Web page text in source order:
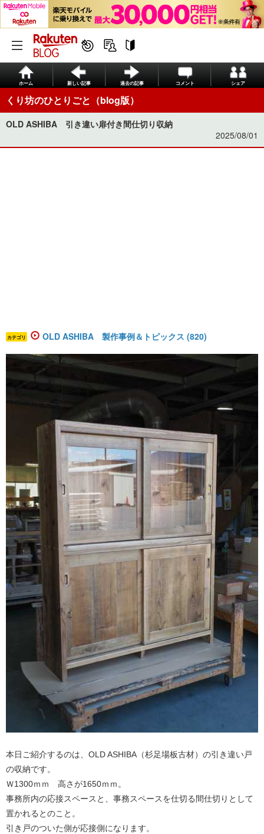
ホーム 新しい記事 過去の記事 コメント シェア
くり坊のひとりごと（blog版）
OLD ASHIBA 引き違い扉付き間仕切り収納
2025/08/01
カテゴリ OLD ASHIBA 製作事例＆トピックス (820)
本日ご紹介するのは、OLD ASHIBA（杉足場板古材）の引き違い戸
の収納です。
Ｗ1300ｍｍ 高さが1650ｍｍ。
事務所内の応接スペースと、事務スペースを仕切る間仕切りとして
置かれるとのこと。
引き戸のついた側が応接側になります。